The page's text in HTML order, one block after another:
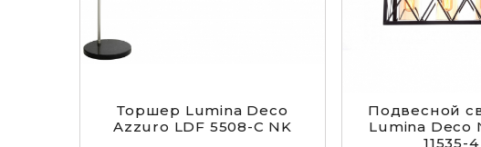
Торшер Lumina Deco
Azzuro LDF 5508-C NK
Подвесной
Lumina Deco
11535-